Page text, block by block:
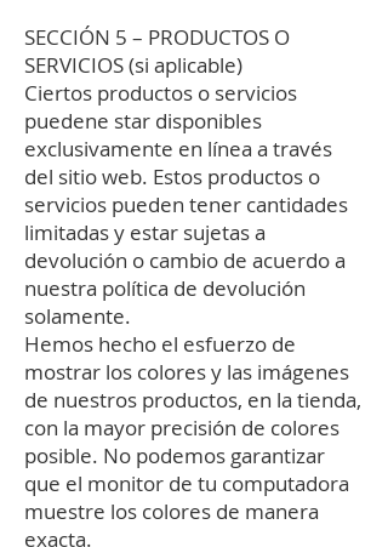
SECCIÓN 5 – PRODUCTOS O
SERVICIOS (si aplicable)
Ciertos productos o servicios
puedene star disponibles
exclusivamente en línea a través
del sitio web. Estos productos o
servicios pueden tener cantidades
limitadas y estar sujetas a
devolución o cambio de acuerdo a
nuestra política de devolución
solamente.
Hemos hecho el esfuerzo de
mostrar los colores y las imágenes
de nuestros productos, en la tienda,
con la mayor precisión de colores
posible. No podemos garantizar
que el monitor de tu computadora
muestre los colores de manera
exacta.